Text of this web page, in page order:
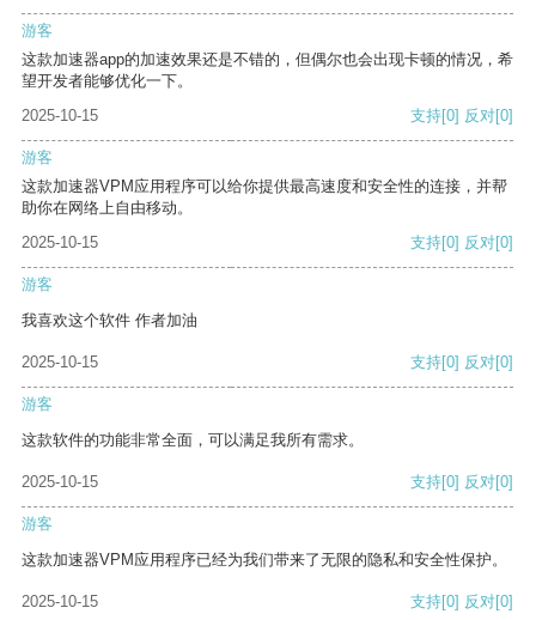
游客
这款加速器app的加速效果还是不错的，但偶尔也会出现卡顿的情况，希
望开发者能够优化一下。
2025-10-15
支持[0] 反对[0]
游客
这款加速器VPM应用程序可以给你提供最高速度和安全性的连接，并帮
助你在网络上自由移动。
2025-10-15
支持[0] 反对[0]
游客
我喜欢这个软件 作者加油
2025-10-15 支持[0] 反对[0]
游客
这款软件的功能非常全面，可以满足我所有需求。
2025-10-15 支持[0] 反对[0]
游客
这款加速器VPM应用程序已经为我们带来了无限的隐私和安全性保护。
2025-10-15 支持[0] 反对[0]